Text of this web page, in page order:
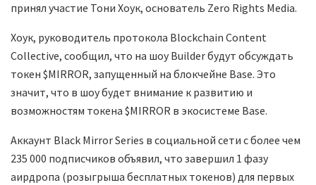
принял участие Тони Хоук, основатель Zero Rights Media.
Хоук, руководитель протокола Blockchain Content
Collective, сообщил, что на шоу Builder будут обсуждать
токен $MIRROR, запущенный на блокчейне Base. Это
значит, что в шоу будет внимание к развитию и
возможностям токена $MIRROR в экосистеме Base.
Аккаунт Black Mirror Series в социальной сети с более чем
235 000 подписчиков объявил, что завершил 1 фазу
аирдропа (розыгрыша бесплатных токенов) для первых